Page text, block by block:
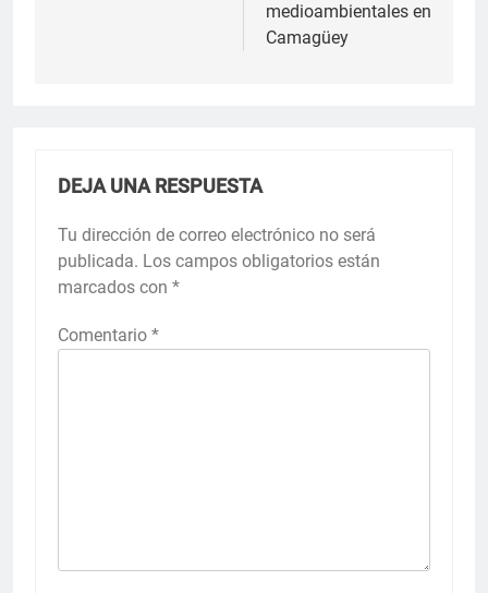
medioambientales en
Camagüey
DEJA UNA RESPUESTA
Tu dirección de correo electrónico no será
publicada. Los campos obligatorios están
marcados con *
Comentario *